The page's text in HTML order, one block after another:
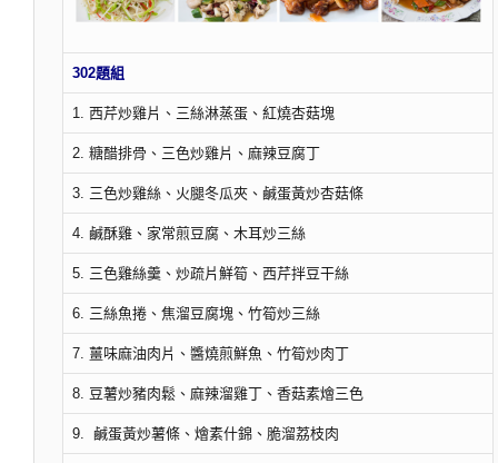
302題組
1. 西芹炒雞片、三絲淋蒸蛋、紅燒杏菇塊
2. 糖醋排骨、三色炒雞片、麻辣豆腐丁
3. 三色炒雞絲、火腿冬瓜夾、鹹蛋黃炒杏菇條
4. 鹹酥雞、家常煎豆腐、木耳炒三絲
5. 三色雞絲羹、炒疏片鮮筍、西芹拌豆干絲
6. 三絲魚捲、焦溜豆腐塊、竹筍炒三絲
7. 薑味麻油肉片、醬燒煎鮮魚、竹筍炒肉丁
8. 豆薯炒豬肉鬆、麻辣溜雞丁、香菇素燴三色
9. 鹹蛋黃炒薯條、燴素什錦、脆溜荔枝肉